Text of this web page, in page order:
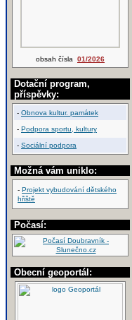
obsah čísla 01/2026
Dotační program,
příspěvky:
- Obnova kultur. památek
- Podpora sportu, kultury
- Sociální podpora
Možná vám uniklo:
- Projekt vybudování dětského
hřiště
Počasí:
Obecní geoportál: